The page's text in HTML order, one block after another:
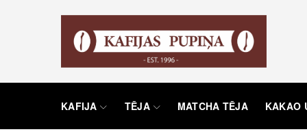
KAFIJA TĒJA MATCHA TĒJA KAKAO